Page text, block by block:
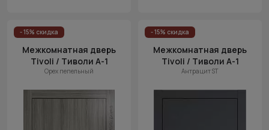
- 15% скидка
Межкомнатная дверь
Tivoli / Тиволи А-1
Орех пепельный
- 15% скидка
Межкомнатная дверь
Tivoli / Тиволи А-1
Антрацит ST